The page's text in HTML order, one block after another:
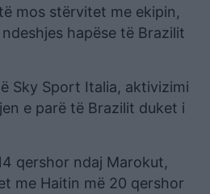
mos stërvitet me ekipin,
hapëse të Brazilit
Sky Sport Italia, aktivizimi
e parë të Brazilit duket i
qershor ndaj Marokut,
me Haitin më 20 qershor